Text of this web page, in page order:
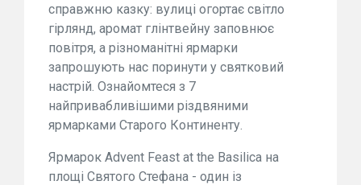
справжню казку: вулиці огортає світло
гірлянд, аромат глінтвейну заповнює
повітря, а різноманітні ярмарки
запрошують нас поринути у святковий
настрій. Ознайомтеся з 7
найпривабливішими різдвяними
ярмарками Старого Континенту.
Ярмарок Advent Feast at the Basilica на
площі Святого Стефана - один із